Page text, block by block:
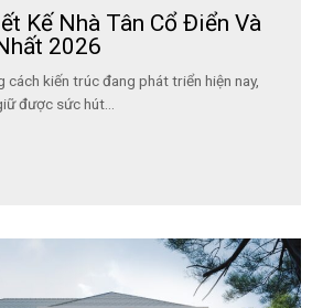
Kế Nhà Tân Cổ Điển Và
2026
cách kiến trúc đang phát triển hiện nay,
được sức hút...